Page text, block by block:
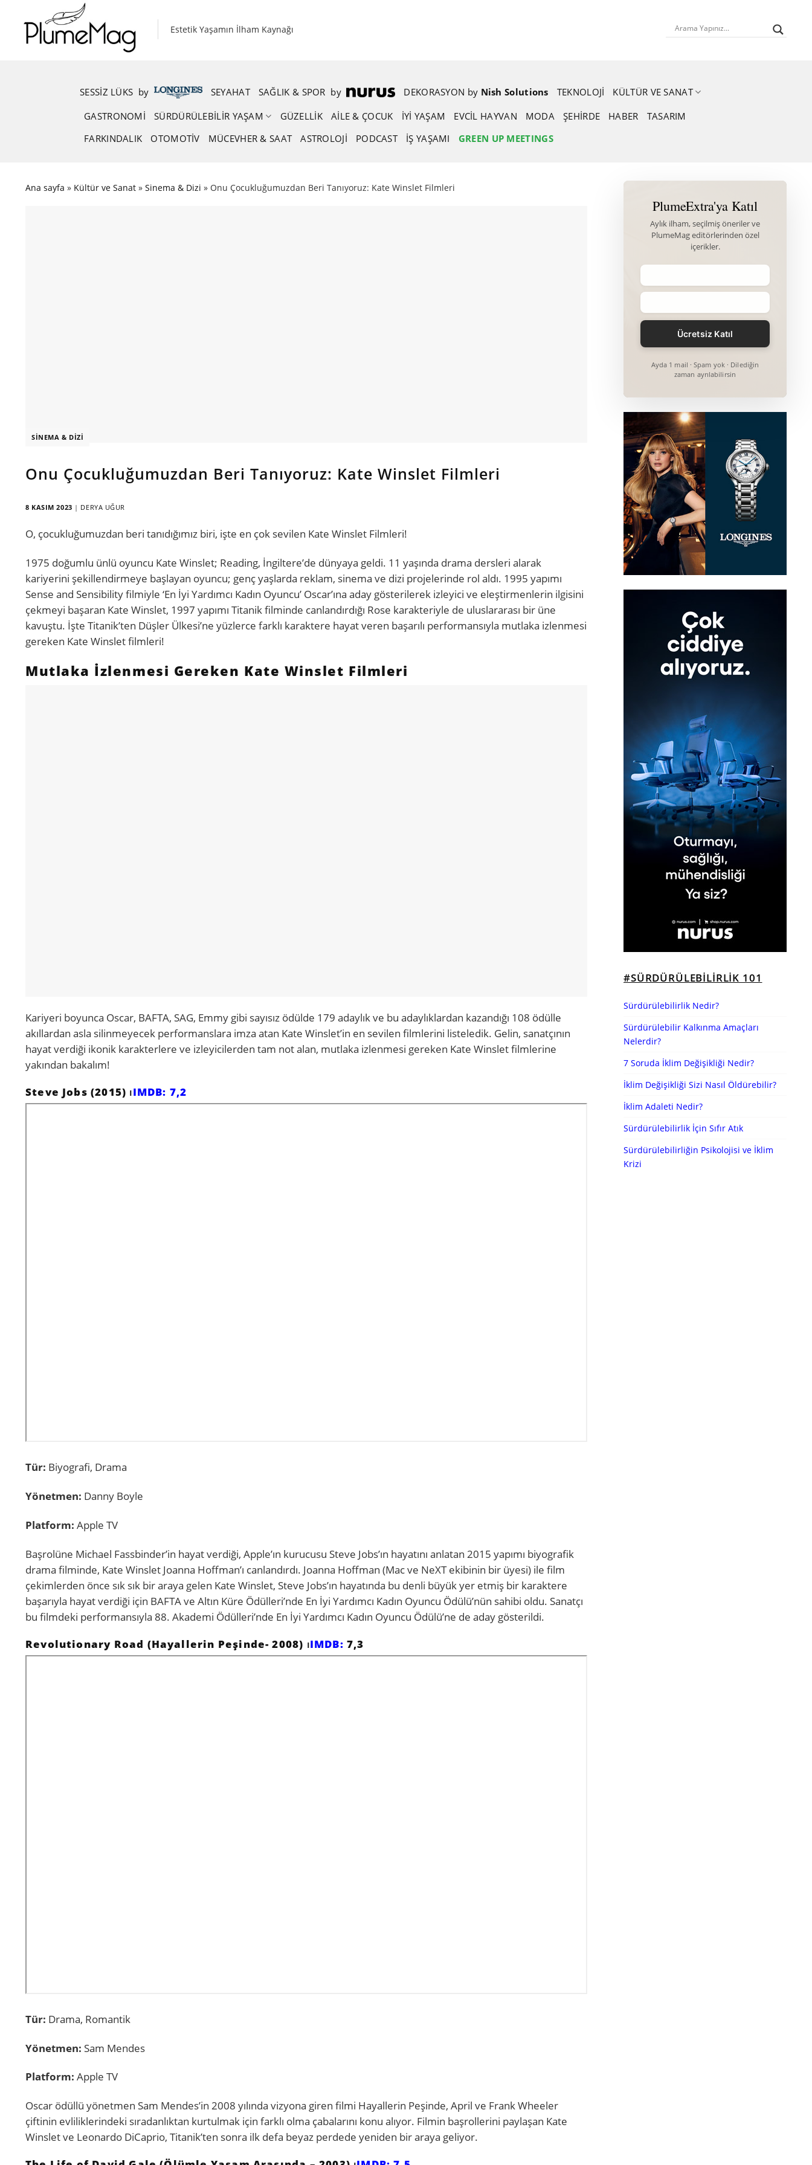
content
Estetik Yaşamın İlham Kaynağı
SESSIZ LÜKS by SEYAHAT SAĞLIK & SPOR by DEKORASYON by Nish Solutions TEKNOLOJI
KÜLTÜR VE SANAT
GASTRONOMI
SÜRDÜRÜLEBILIR YAŞAM GÜZELLIK AİLE & ÇOCUK İYİ YAŞAM EVCIL HAYVAN MODA ŞEHIRDE HABER
TASARIM
FARKINDALIK
OTOMOTIV MÜCEVHER & SAAT ASTROLOJI PODCAST İŞ YAŞAMI GREEN UP MEETINGS
Ana sayfa » Kültür ve Sanat » Sinema & Dizi » Onu Çocukluğumuzdan Beri Tanıyoruz: Kate Winslet Filmleri
SINEMA & DIZI
Onu Çocukluğumuzdan Beri Tanıyoruz: Kate Winslet Filmleri
8 KASIM 2023 | DERYA UĞUR
O, çocukluğumuzdan beri tanıdığımız biri, işte en çok sevilen Kate Winslet Filmleri!
1975 doğumlu ünlü oyuncu Kate Winslet; Reading, İngiltere’de dünyaya geldi. 11 yaşında drama dersleri alarak
kariyerini şekillendirmeye başlayan oyuncu; genç yaşlarda reklam, sinema ve dizi projelerinde rol aldı. 1995 yapımı
Sense and Sensibility filmiyle ‘En İyi Yardımcı Kadın Oyuncu’ Oscar’ına aday gösterilerek izleyici ve eleştirmenlerin ilgisini
çekmeyi başaran Kate Winslet, 1997 yapımı Titanik filminde canlandırdığı Rose karakteriyle de uluslararası bir üne
kavuştu. İşte Titanik’ten Düşler Ülkesi’ne yüzlerce farklı karaktere hayat veren başarılı performansıyla mutlaka izlenmesi
gereken Kate Winslet filmleri!
Mutlaka İzlenmesi Gereken Kate Winslet Filmleri
Kariyeri boyunca Oscar, BAFTA, SAG, Emmy gibi sayısız ödülde 179 adaylık ve bu adaylıklardan kazandığı 108 ödülle
akıllardan asla silinmeyecek performanslara imza atan Kate Winslet’in en sevilen filmlerini listeledik. Gelin, sanatçının
hayat verdiği ikonik karakterlere ve izleyicilerden tam not alan, mutlaka izlenmesi gereken Kate Winslet filmlerine
yakından bakalım!
Steve Jobs (2015) ⏐IMDB: 7,2
Tür: Biyografi, Drama
Yönetmen: Danny Boyle
Platform: Apple TV
Başrolüne Michael Fassbinder’in hayat verdiği, Apple’ın kurucusu Steve Jobs’ın hayatını anlatan 2015 yapımı biyografik
drama filminde, Kate Winslet Joanna Hoffman’ı canlandırdı. Joanna Hoffman (Mac ve NeXT ekibinin bir üyesi) ile film
çekimlerden önce sık sık bir araya gelen Kate Winslet, Steve Jobs’ın hayatında bu denli büyük yer etmiş bir karaktere
başarıyla hayat verdiği için BAFTA ve Altın Küre Ödülleri’nde En İyi Yardımcı Kadın Oyuncu Ödülü’nün sahibi oldu. Sanatçı
bu filmdeki performansıyla 88. Akademi Ödülleri’nde En İyi Yardımcı Kadın Oyuncu Ödülü’ne de aday gösterildi.
Revolutionary Road (Hayallerin Peşinde- 2008) ⏐IMDB: 7,3
Tür: Drama, Romantik
Yönetmen: Sam Mendes
Platform: Apple TV
Oscar ödüllü yönetmen Sam Mendes’in 2008 yılında vizyona giren filmi Hayallerin Peşinde, April ve Frank Wheeler
çiftinin evliliklerindeki sıradanlıktan kurtulmak için farklı olma çabalarını konu alıyor. Filmin başrollerini paylaşan Kate
Winslet ve Leonardo DiCaprio, Titanik’ten sonra ilk defa beyaz perdede yeniden bir araya geliyor.
PlumeExtra'ya Katıl
Aylık ilham, seçilmiş öneriler ve
PlumeMag editörlerinden özel
içerikler.
Ayda 1 mail · Spam yok · Dilediğin
zaman ayrılabilirsin
#SÜRDÜRÜLEBILIRLIK 101
Sürdürülebilirlik Nedir?
Sürdürülebilir Kalkınma Amaçları
Nelerdir?
7 Soruda İklim Değişikliği Nedir?
İklim Değişikliği Sizi Nasıl Öldürebilir?
İklim Adaleti Nedir?
Sürdürülebilirlik İçin Sıfır Atık
Sürdürülebilirliğin Psikolojisi ve İklim
Krizi